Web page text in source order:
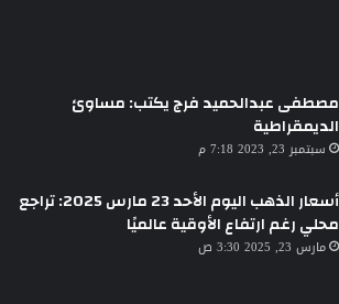
مصطفى عبدالحميد فرج يكتب: مساوئ
الديمقراطية
سبتمبر 23, 2023 7:18 م
أسعار الذهب اليوم الأحد 23 مارس 2025: تراجع
محلي رغم ارتفاع الأوقية عالميًا
مارس 23, 2025 3:30 ص